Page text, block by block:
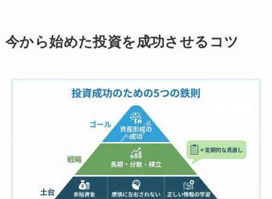
今から始めた投資を成功させるコツ